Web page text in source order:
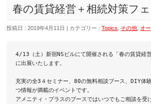
春の賃貸経営＋相続対策フ
投稿日 : 2019年4月11日 | カテゴリー :Topics その他 オ
4/13（土）新宿NSビルにて開催される「春の賃貸経
に出展いたします。
充実の全3４セミナー、80の無料相談ブース、DIY体
つ情報が満載のイベントです。
アメニティ・プラスのブースではいつでもご相談を受